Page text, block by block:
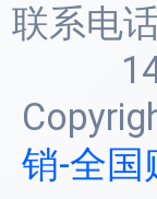
联系电
销-全国